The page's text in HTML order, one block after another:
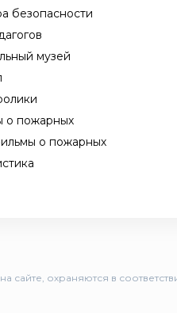
безопасности
музей
о пожарных
о пожарных
сайте, охраняются в